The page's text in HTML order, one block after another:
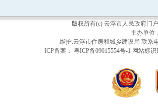
版权所有(c) 云浮市人民政府
主办单
维护:云浮市住房和城乡建设局 联系
ICP备案： 粤ICP备09015554号-1 网站标